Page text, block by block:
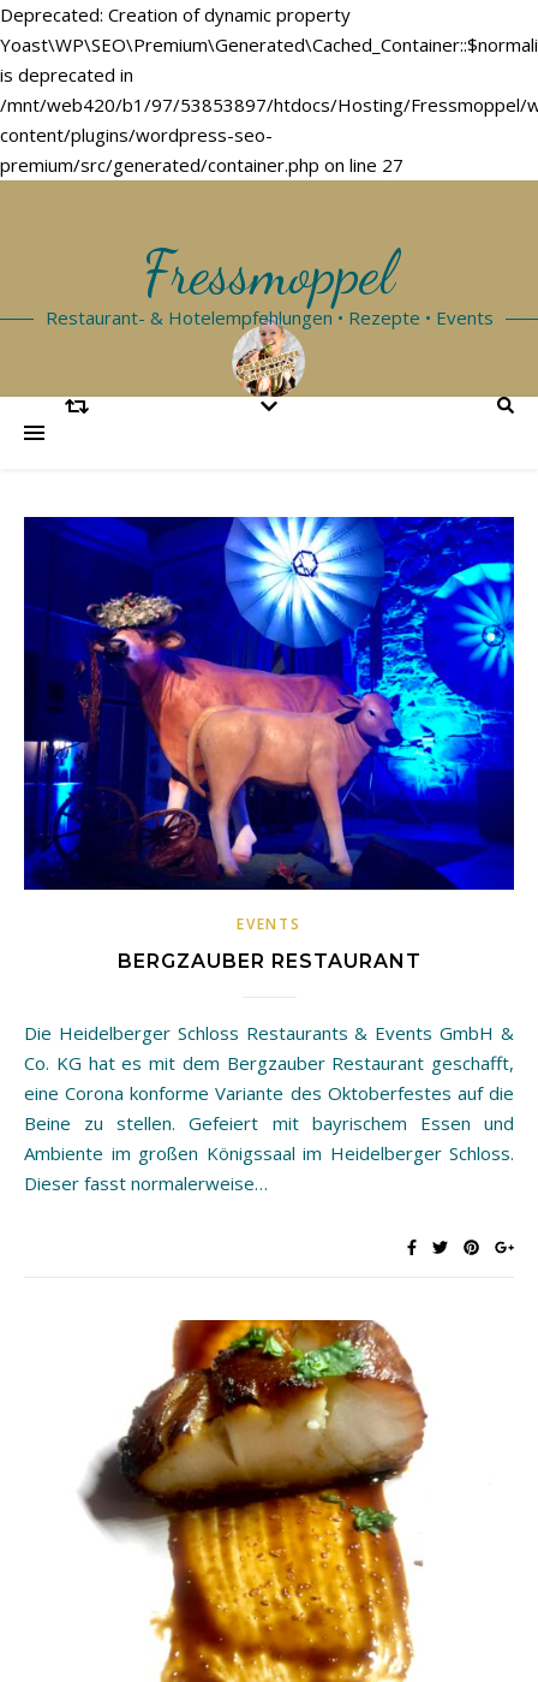
Deprecated: Creation of dynamic property
is deprecated in
/mnt/web420/b1/97/53853897/htdocs/Hosting/Fressmoppel/
content/plugins/wordpress-seo-
premium/src/generated/container.php on line 27
Fressmoppel
Restaurant- & Hotelempfehlungen • Rezepte • Events
EVENTS
BERGZAUBER RESTAURANT
Die Heidelberger Schloss Restaurants & Events GmbH &
Co. KG hat es mit dem Bergzauber Restaurant geschafft,
eine Corona konforme Variante des Oktoberfestes auf die
Beine zu stellen. Gefeiert mit bayrischem Essen und
Ambiente im großen Königssaal im Heidelberger Schloss.
Dieser fasst normalerweise…